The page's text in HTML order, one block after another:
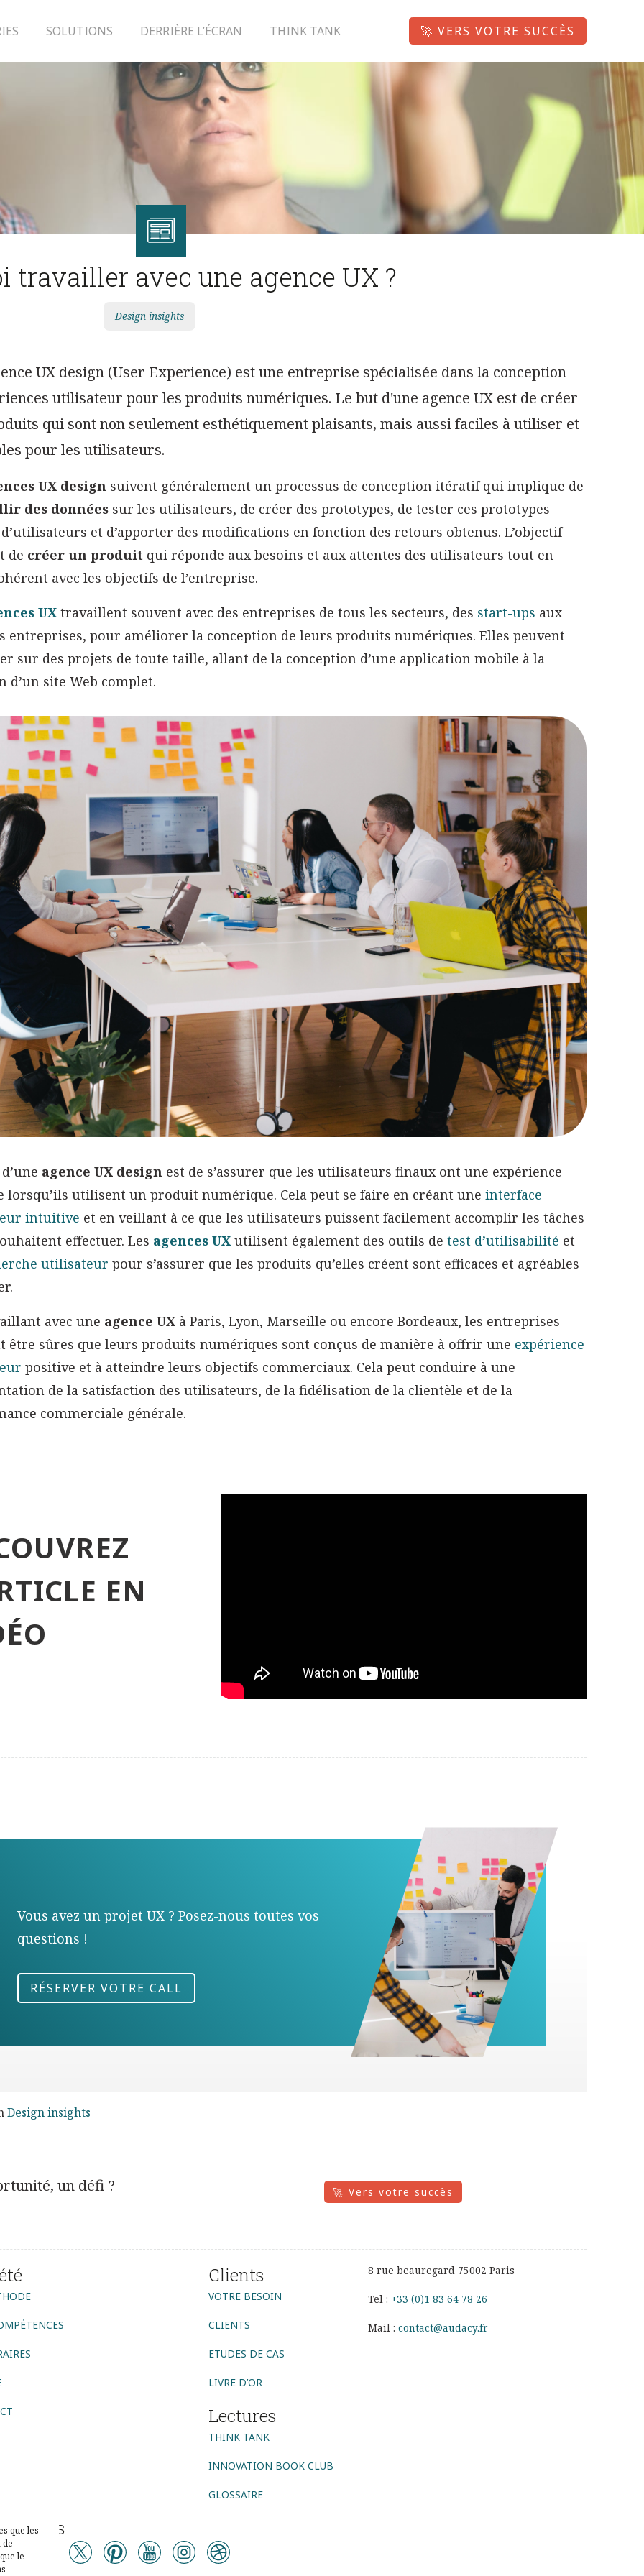
que les
le
SOLUTIONS DERRIÈRE L’ÉCRAN THINK TANK 🚀 VERS VOTRE SUCCÈS
travailler avec une agence UX ?
Design insights
UX design (User Experience) est une entreprise spécialisée dans la conception
utilisateur pour les produits numériques. Le but d'une agence UX est de créer
qui sont non seulement esthétiquement plaisants, mais aussi faciles à utiliser et
pour les utilisateurs.
UX design suivent généralement un processus de conception itératif qui implique de
des données sur les utilisateurs, de créer des prototypes, de tester ces prototypes
et d’apporter des modifications en fonction des retours obtenus. L’objectif
de créer un produit qui réponde aux besoins et aux attentes des utilisateurs tout en
avec les objectifs de l’entreprise.
UX travaillent souvent avec des entreprises de tous les secteurs, des start-ups aux
entreprises, pour améliorer la conception de leurs produits numériques. Elles peuvent
sur des projets de toute taille, allant de la conception d’une application mobile à la
d’un site Web complet.
agence UX design est de s’assurer que les utilisateurs finaux ont une expérience
lorsqu’ils utilisent un produit numérique. Cela peut se faire en créant une interface
intuitive et en veillant à ce que les utilisateurs puissent facilement accomplir les tâches
effectuer. Les agences UX utilisent également des outils de test d’utilisabilité et
utilisateur pour s’assurer que les produits qu’elles créent sont efficaces et agréables
avec une agence UX à Paris, Lyon, Marseille ou encore Bordeaux, les entreprises
être sûres que leurs produits numériques sont conçus de manière à offrir une expérience
positive et à atteindre leurs objectifs commerciaux. Cela peut conduire à une
de la satisfaction des utilisateurs, de la fidélisation de la clientèle et de la
commerciale générale.
EN
Vous avez un projet UX ? Posez-nous toutes vos
questions !
RÉSERVER VOTRE CALL
Design insights
un défi ? 🚀 Vers votre succès
8 rue beauregard 75002 Paris
Tel : +33 (0)1 83 64 78 26
Mail : contact@audacy.fr
Clients
VOTRE BESOIN
CLIENTS
ETUDES DE CAS
LIVRE D’OR
Lectures
THINK TANK
INNOVATION BOOK CLUB
GLOSSAIRE
nous